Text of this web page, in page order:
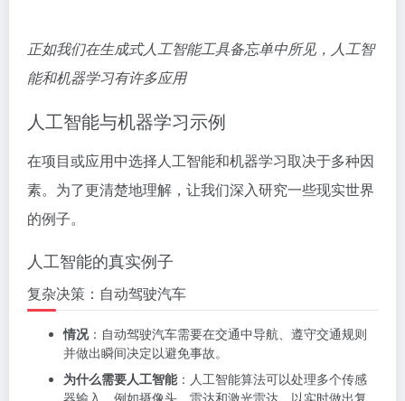
正如我们在生成式人工智能工具备忘单中所见，人工智
能和机器学习有许​​多应用
人工智能与机器学习示例
在项目或应用中选择人工智能和机器学习取决于多种因
素。为了更清楚地理解，让我们深入研究一些现实世界
的例子。
人工智能的真实例子
复杂决策：自动驾驶汽车
情况：自动驾驶汽车需要在交通中导航、遵守交通规则
并做出瞬间决定以避免事故。
为什么需要人工智能：人工智能算法可以处理多个传感